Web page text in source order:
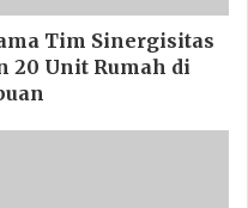
Tim Sinergisitas
20 Unit Rumah di